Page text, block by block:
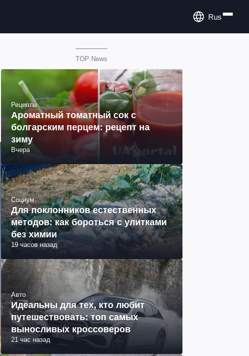
Rus
TOP News
Рецепты
Ароматный томатный сок с
болгарским перцем: рецепт на
зиму
Вчера
Социум
Для поклонников естественных
методов: как бороться с улитками
без химии
19 часов назад
Авто
Идеальны для тех, кто любит
путешествовать: топ самых
выносливых кроссоверов
21 час назад